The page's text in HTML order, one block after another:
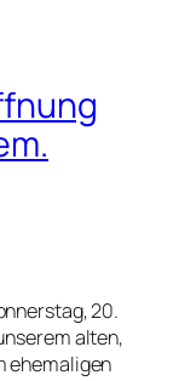
20.
alten,
ehemaligen